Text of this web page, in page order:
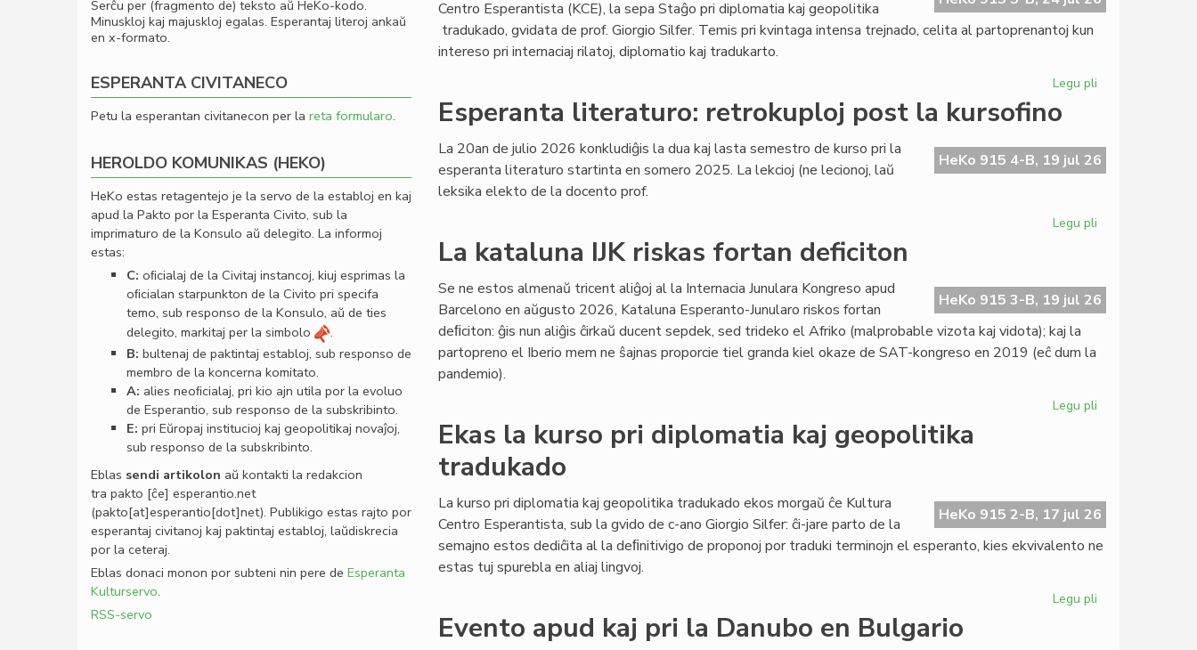
Centro Esperantista (KCE), la sepa Staĝo pri diplomatia kaj geopolitika
tradukado, gvidata de prof. Giorgio Silfer. Temis pri kvintaga intensa trejnado, celita al partoprenantoj kun
intereso pri internaciaj rilatoj, diplomatio kaj tradukarto.
Legu pli
diplomatiajn
tradukistojn
Esperanta literaturo: retrokuploj post la kursofino
HeKo 915 4-B, 19 jul 26
La 20an de julio 2026 konkludiĝis la dua kaj lasta semestro de kurso pri la
esperanta literaturo startinta en somero 2025. La lekcioj (ne lecionoj, laŭ
leksika elekto de la docento prof.
Legu pli
post
la
La kataluna IJK riskas fortan deficiton
HeKo 915 3-B, 19 jul 26
Se ne estos almenaŭ tricent aliĝoj al la Internacia Junulara Kongreso apud
Barcelono en aŭgusto 2026, Kataluna Esperanto-Junularo riskos fortan
deﬁciton: ĝis nun aliĝis ĉirkaŭ ducent sepdek, sed trideko el Afriko (malprobable vizota kaj vidota); kaj la
partopreno el Iberio mem ne ŝajnas proporcie tiel granda kiel okaze de SAT-kongreso en 2019 (eĉ dum la
pandemio).
Legu pli
fortan
deficiton
Ekas la kurso pri diplomatia kaj geopolitika
tradukado
HeKo 915 2-B, 17 jul 26
La kurso pri diplomatia kaj geopolitika tradukado ekos morgaŭ ĉe Kultura
Centro Esperantista, sub la gvido de c-ano Giorgio Silfer: ĉi-jare parto de la
semajno estos dediĉita al la deﬁnitivigo de proponoj por traduki terminojn el esperanto, kies ekvivalento ne
estas tuj spurebla en aliaj lingvoj.
Legu pli
Evento apud kaj pri la Danubo en Bulgario
Serĉu per (fragmento de) teksto aŭ HeKo-kodo.
Minuskloj kaj majuskloj egalas. Esperantaj literoj ankaŭ
en x-formato.
ESPERANTA CIVITANECO
Petu la esperantan civitanecon per la reta formularo.
HEROLDO KOMUNIKAS (HEKO)
HeKo estas retagentejo je la servo de la establoj en kaj
apud la Pakto por la Esperanta Civito, sub la
imprimaturo de la Konsulo aŭ delegito. La informoj
estas:
C: oﬁcialaj de la Civitaj instancoj, kiuj esprimas la
oﬁcialan starpunkton de la Civito pri specifa
temo, sub responso de la Konsulo, aŭ de ties
delegito, markitaj per la simbolo
.
B: bultenaj de paktintaj establoj, sub responso de
membro de la koncerna komitato.
A: alies neoﬁcialaj, pri kio ajn utila por la evoluo
de Esperantio, sub responso de la subskribinto.
E: pri Eŭropaj institucioj kaj geopolitikaj novaĵoj,
sub responso de la subskribinto.
Eblas sendi artikolon aŭ kontakti la redakcion
tra pakto [ĉe] esperantio.net
(pakto[at]esperantio[dot]net). Publikigo estas rajto por
esperantaj civitanoj kaj paktintaj establoj, laŭdiskrecia
por la ceteraj.
Eblas donaci monon por subteni nin pere de Esperanta
Kulturservo.
RSS-servo